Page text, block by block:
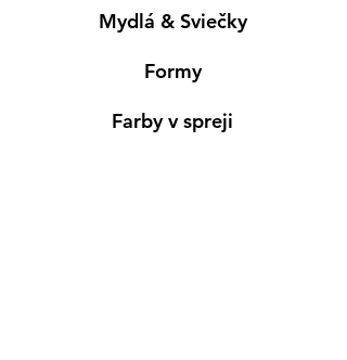
Mydlá & Sviečky
Formy
Farby v spreji